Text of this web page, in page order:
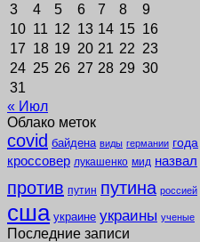
3
4 5 6 7 8
9
10 11 12 13 14 15 16
17 18 19 20 21 22 23
24 25 26 27 28 29 30
31
« Июл
Облако меток
covid байдена виды германии года
кроссовер лукашенко мид назвал
против путин путина россией
сша украине украины ученые
Последние записи